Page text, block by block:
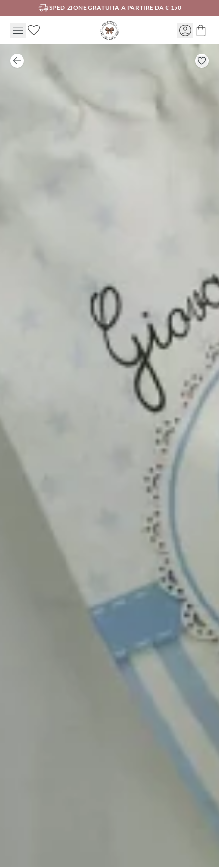
SPEDIZIONE GRATUITA A PARTIRE DA € 150